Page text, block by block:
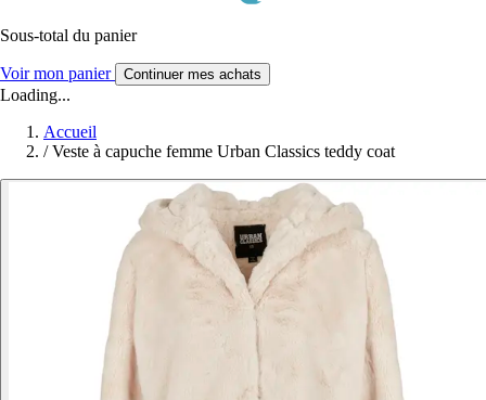
Sous-total du panier
Voir mon panier Continuer mes achats
Loading...
Accueil
/ Veste à capuche femme Urban Classics teddy coat